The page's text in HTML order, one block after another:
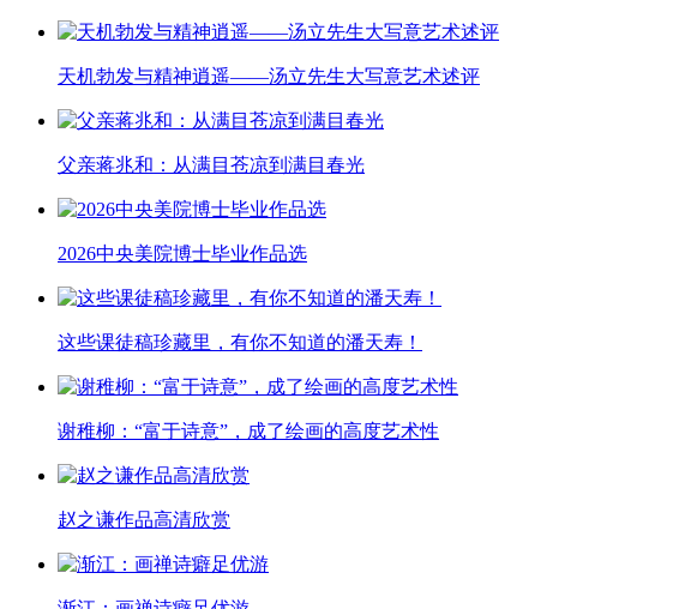
天机勃发与精神逍遥——汤立先生大写意艺术述评
父亲蒋兆和：从满目苍凉到满目春光
2026中央美院博士毕业作品选
这些课徒稿珍藏里，有你不知道的潘天寿！
谢稚柳：“富于诗意”，成了绘画的高度艺术性
赵之谦作品高清欣赏